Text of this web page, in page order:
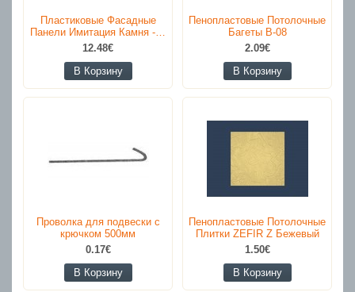
Пластиковые Фасадные
Панели Имитация Камня -…
12.48€
В Корзину
Пенопластовые Потолочные
Багеты B-08
2.09€
В Корзину
Проволка для подвески с
крючком 500мм
0.17€
В Корзину
Пенопластовые Потолочные
Плитки ZEFIR Z Бежевый
1.50€
В Корзину